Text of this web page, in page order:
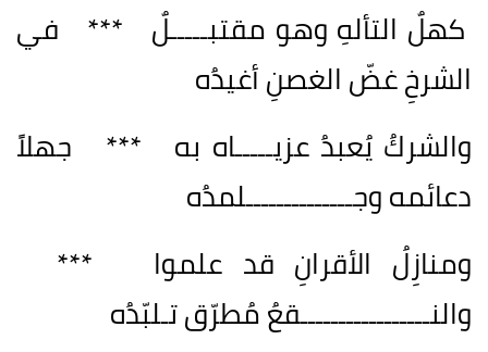
كهلٌ التألهِ وهو مقتبـــــلٌ *** في
الشرخِ غضّ الغصنِ أغيدُه
والشركُ يُعبدُ عزيـــــاه به *** جهلاً
دعائمه وجــــــــــــــلمدُه
ومنازِلُ الأقرانِ قد علموا ***
والنـــــــــــــــــقعُ مُطرّق تـلبّدُه